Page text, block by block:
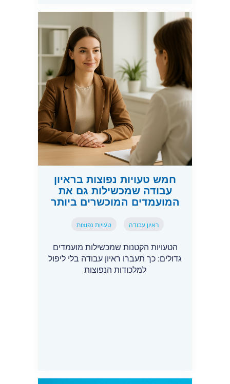
חמש טעויות נפוצות בראיון
עבודה שמכשילות גם את
המועמדים המוכשרים ביותר
ראיון עבודה טעויות נפוצות
הטעויות הקטנות שמכשילות מועמדים
גדולים: כך תעברו ראיון עבודה בלי ליפול
למלכודות הנפוצות